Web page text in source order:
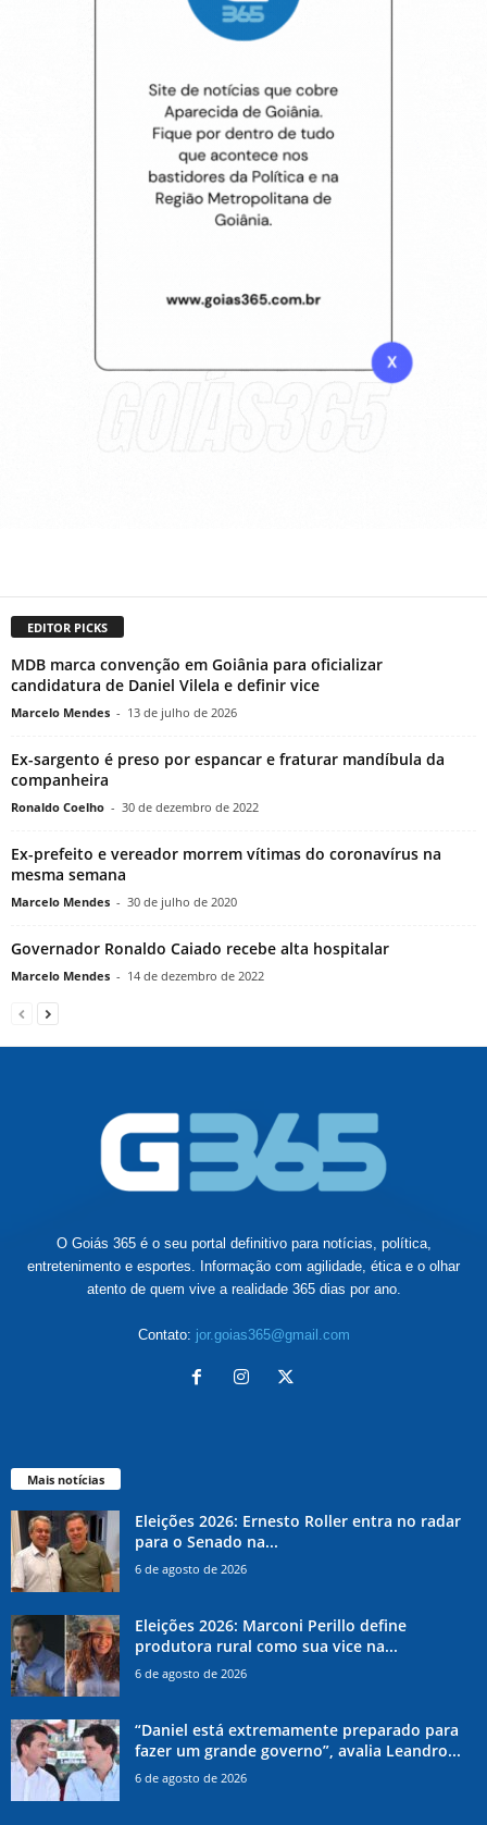
EDITOR PICKS
MDB marca convenção em Goiânia para oficializar
candidatura de Daniel Vilela e definir vice
Marcelo Mendes - 13 de julho de 2026
Ex-sargento é preso por espancar e fraturar mandíbula da
companheira
Ronaldo Coelho - 30 de dezembro de 2022
Ex-prefeito e vereador morrem vítimas do coronavírus na
mesma semana
Marcelo Mendes - 30 de julho de 2020
Governador Ronaldo Caiado recebe alta hospitalar
Marcelo Mendes - 14 de dezembro de 2022
O Goiás 365 é o seu portal definitivo para notícias, política,
entretenimento e esportes. Informação com agilidade, ética e o olhar
atento de quem vive a realidade 365 dias por ano.
Contato: jor.goias365@gmail.com
Mais notícias
Eleições 2026: Ernesto Roller entra no radar
para o Senado na...
6 de agosto de 2026
Eleições 2026: Marconi Perillo define
produtora rural como sua vice na...
6 de agosto de 2026
“Daniel está extremamente preparado para
fazer um grande governo”, avalia Leandro...
6 de agosto de 2026